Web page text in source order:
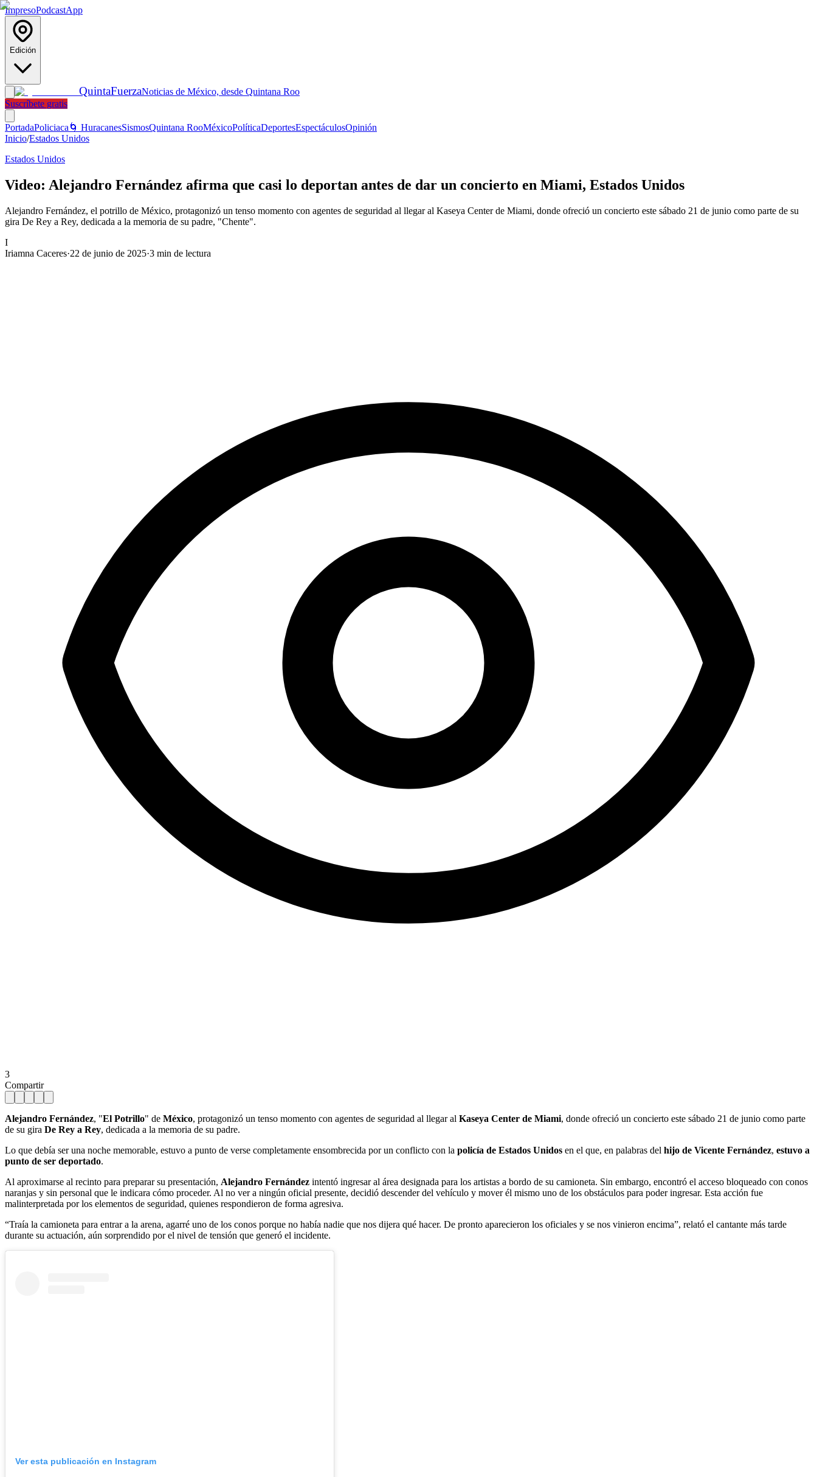
ImpresoPodcastApp
Edición
QuintaFuerzaNoticias de México, desde Quintana Roo
Suscríbete gratis
PortadaPoliciaca 🌀 HuracanesSismosQuintana RooMéxicoPolíticaDeportesEspectáculosOpinión
Inicio/Estados Unidos
Estados Unidos
Video: Alejandro Fernández afirma que casi lo deportan antes de dar un concierto en Miami, Estados Unidos
Alejandro Fernández, el potrillo de México, protagonizó un tenso momento con agentes de seguridad al llegar al Kaseya Center de Miami, donde ofreció un concierto este sábado 21 de junio como parte de su
gira De Rey a Rey, dedicada a la memoria de su padre, "Chente".
I
Iriamna Caceres·22 de junio de 2025·3 min de lectura
3
Compartir
Alejandro Fernández, "El Potrillo" de México, protagonizó un tenso momento con agentes de seguridad al llegar al Kaseya Center de Miami, donde ofreció un concierto este sábado 21 de junio como parte
de su gira De Rey a Rey, dedicada a la memoria de su padre.
Lo que debía ser una noche memorable, estuvo a punto de verse completamente ensombrecida por un conflicto con la policía de Estados Unidos en el que, en palabras del hijo de Vicente Fernández, estuvo a
punto de ser deportado.
Al aproximarse al recinto para preparar su presentación, Alejandro Fernández intentó ingresar al área designada para los artistas a bordo de su camioneta. Sin embargo, encontró el acceso bloqueado con conos
naranjas y sin personal que le indicara cómo proceder. Al no ver a ningún oficial presente, decidió descender del vehículo y mover él mismo uno de los obstáculos para poder ingresar. Esta acción fue
malinterpretada por los elementos de seguridad, quienes respondieron de forma agresiva.
“Traía la camioneta para entrar a la arena, agarré uno de los conos porque no había nadie que nos dijera qué hacer. De pronto aparecieron los oficiales y se nos vinieron encima”, relató el cantante más tarde
durante su actuación, aún sorprendido por el nivel de tensión que generó el incidente.
Ver esta publicación en Instagram